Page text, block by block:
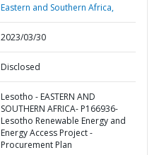
Eastern and Southern Africa,
2023/03/30
Disclosed
Lesotho - EASTERN AND
SOUTHERN AFRICA- P166936-
Lesotho Renewable Energy and
Energy Access Project -
Procurement Plan